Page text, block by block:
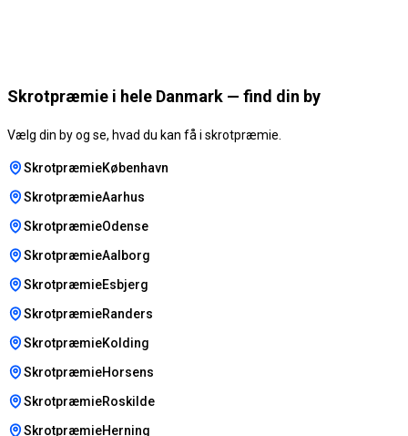
Skrotpræmie i hele Danmark — find din by
Vælg din by og se, hvad du kan få i skrotpræmie.
SkrotpræmieKøbenhavn
SkrotpræmieAarhus
SkrotpræmieOdense
SkrotpræmieAalborg
SkrotpræmieEsbjerg
SkrotpræmieRanders
SkrotpræmieKolding
SkrotpræmieHorsens
SkrotpræmieRoskilde
SkrotpræmieHerning